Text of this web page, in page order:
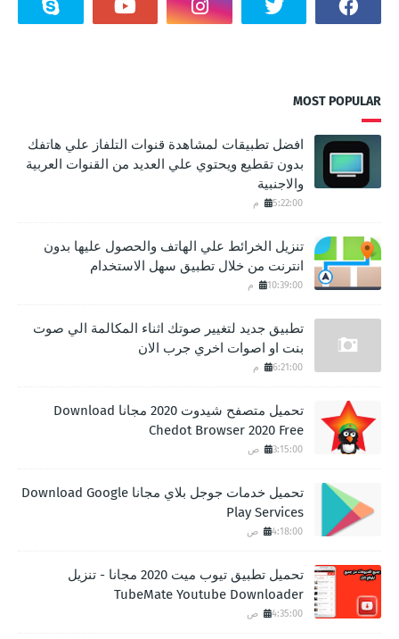
MOST POPULAR
افضل تطبيقات لمشاهدة قنوات التلفاز علي هاتفك
بدون تقطيع ويحتوي علي العديد من القنوات العربية
والاجنبية
5:22:00 م
تنزيل الخرائط علي الهاتف والحصول عليها بدون
انترنت من خلال تطبيق سهل الاستخدام
10:39:00 م
تطبيق جديد لتغيير صوتك اثناء المكالمة الي صوت
بنت او اصوات اخري جرب الان
6:21:00 م
تحميل متصفح شيدوت 2020 مجانا Download
Chedot Browser 2020 Free
3:15:00 ص
تحميل خدمات جوجل بلاي مجانا Download Google
Play Services
4:18:00 ص
تحميل تطبيق تيوب ميت 2020 مجانا - تنزيل
TubeMate Youtube Downloader
4:35:00 ص